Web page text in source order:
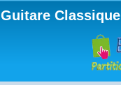
Guitare Classique